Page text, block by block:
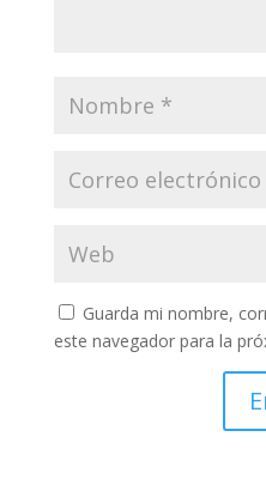
Guarda mi nombre,
este navegador para la